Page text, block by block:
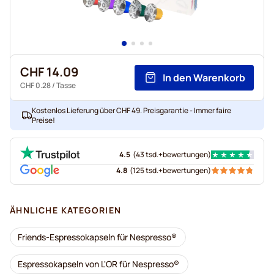
CHF 14.09
CHF 0.28/ Tasse
In den Warenkorb
Kostenlos Lieferung über CHF 49. Preisgarantie - Immer faire
Preise!
4.5 (43 tsd.+bewertungen)
4.8 (125 tsd.+bewertungen)
ÄHNLICHE KATEGORIEN
Friends-Espressokapseln für Nespresso®
Espressokapseln von L'OR für Nespresso®